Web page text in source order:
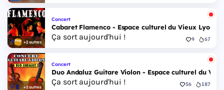
+2 autres
Concert
Cabaret Flamenco - Espace culturel du Vieux Lyon -
Ça sort aujourd'hui ! 9 67
+2 autres
Concert
Duo Andaluz Guitare Violon - Espace culturel du
Ça sort aujourd'hui ! 56 187